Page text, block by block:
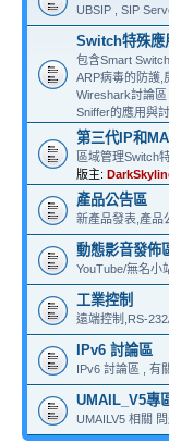
UBSIP , SIP
Switch特殊應
包含Smart
ARP病毒的防護,
Wireshark討論
Sniffer的應用與
第三代IP和
區域管理Switch
版主:
產品公告區
新產品發表,產品
動態影音發佈
YouTube/無名小
工業控制
遠端控制,RS-
IPv6 討論區
IPv6 討論區 , 有
UMAIL_V5專
UMAILV5 相關